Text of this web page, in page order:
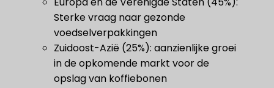
Sterke vraag naar gezonde
voedselverpakkingen
Zuidoost-Azië (25%): aanzienlijke groei
in de opkomende markt voor de
opslag van koffiebonen